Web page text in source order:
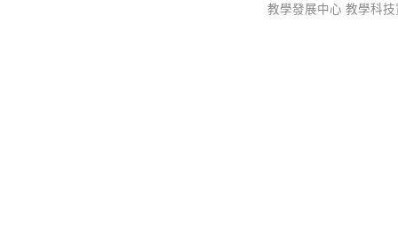
教學發展中心 教學科